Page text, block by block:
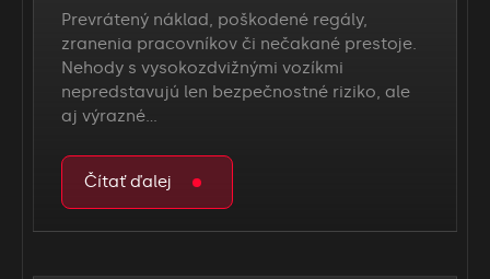
Prevrátený náklad, poškodené regály,
zranenia pracovníkov či nečakané prestoje.
Nehody s vysokozdvižnými vozíkmi
nepredstavujú len bezpečnostné riziko, ale
aj výrazné…
Čítať ďalej